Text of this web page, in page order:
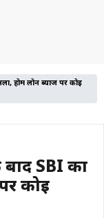
होम लोन ब्याज पर कोई
SBI का
कोई